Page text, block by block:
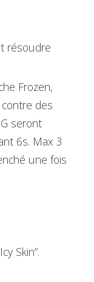
résoudre
Frozen,
des
seront
6s. Max 3
une fois
Skin”.